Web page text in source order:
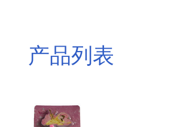
产品列表